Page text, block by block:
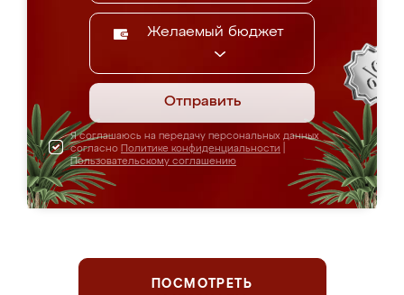
Желаемый бюджет
Отправить
Я соглашаюсь на передачу персональных данных
согласно Политике конфиденциальности
Пользовательскому соглашению
ПОСМОТРЕТЬ